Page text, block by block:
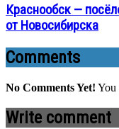
Краснообск —
от Новосибирска
Comments
No Comments Yet! You
Write comment